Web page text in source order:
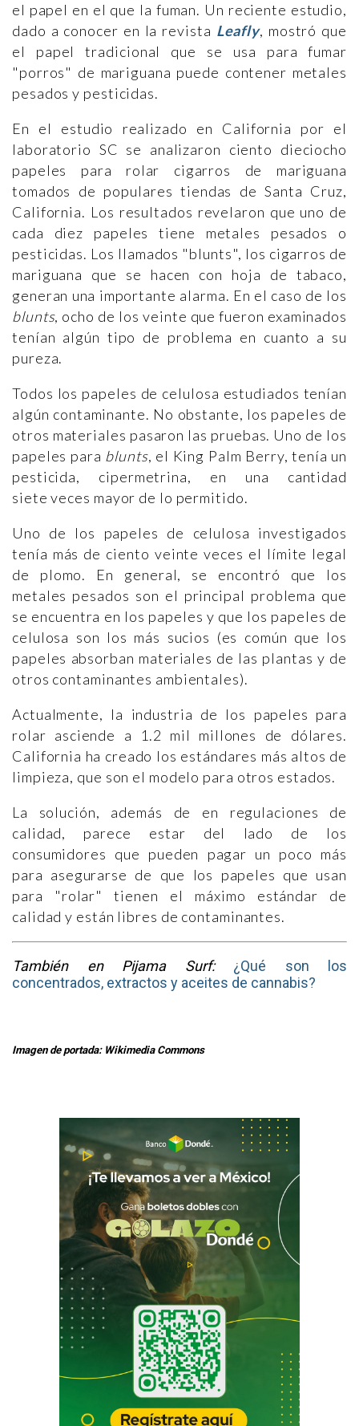
el papel en el que la fuman. Un reciente estudio,
dado a conocer en la revista Leafly, mostró que
el papel tradicional que se usa para fumar
"porros" de mariguana puede contener metales
pesados y pesticidas.
En el estudio realizado en California por el
laboratorio SC se analizaron ciento dieciocho
papeles para rolar cigarros de mariguana
tomados de populares tiendas de Santa Cruz,
California. Los resultados revelaron que uno de
cada diez papeles tiene metales pesados o
pesticidas. Los llamados "blunts", los cigarros de
mariguana que se hacen con hoja de tabaco,
generan una importante alarma. En el caso de los
blunts, ocho de los veinte que fueron examinados
tenían algún tipo de problema en cuanto a su
pureza.
Todos los papeles de celulosa estudiados tenían
algún contaminante. No obstante, los papeles de
otros materiales pasaron las pruebas. Uno de los
papeles para blunts, el King Palm Berry, tenía un
pesticida, cipermetrina, en una cantidad
siete veces mayor de lo permitido.
Uno de los papeles de celulosa investigados
tenía más de ciento veinte veces el límite legal
de plomo. En general, se encontró que los
metales pesados son el principal problema que
se encuentra en los papeles y que los papeles de
celulosa son los más sucios (es común que los
papeles absorban materiales de las plantas y de
otros contaminantes ambientales).
Actualmente, la industria de los papeles para
rolar asciende a 1.2 mil millones de dólares.
California ha creado los estándares más altos de
limpieza, que son el modelo para otros estados.
La solución, además de en regulaciones de
calidad, parece estar del lado de los
consumidores que pueden pagar un poco más
para asegurarse de que los papeles que usan
para "rolar" tienen el máximo estándar de
calidad y están libres de contaminantes.
También en Pijama Surf: ¿Qué son los
concentrados, extractos y aceites de cannabis?
Imagen de portada: Wikimedia Commons